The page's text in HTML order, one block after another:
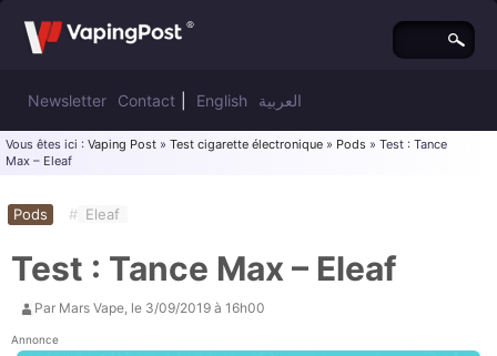
Newsletter Contact English العربية
Vous êtes ici : Vaping Post » Test cigarette électronique » Pods » Test : Tance
Max – Eleaf
Test : Tance Max – Eleaf
Pods # Eleaf
Par Mars Vape, le 3/09/2019 à 16h00
Annonce